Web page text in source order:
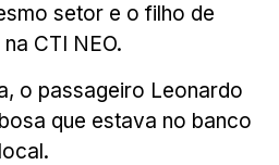
setor e o filho de
CTI NEO.
o passageiro Leonardo
que estava no banco